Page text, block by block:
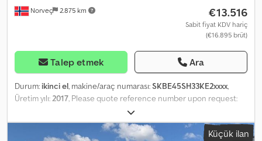
Norveç 2.875 km €13.516
Sabit fiyat KDV hariç
(€16.895 brüt)
Talep etmek Ara
Durum: ikinci el, makine/araç numarası:SKBE45SH33KE2xxxx,
Üretim yılı: 2017 , Please quote reference number upon request:
14968 Specifications: - 3 axles - Extension: 3.5 meters - Length:
12.75 meters - Forced steering on the 3rd axle - Remote control
(must be programmed) - Tires (see pictures) - Toolbox - Lashing
Küçük ilan